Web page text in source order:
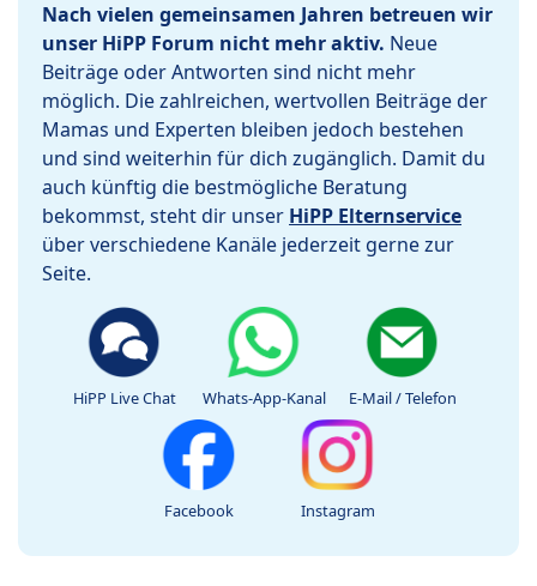
Nach vielen gemeinsamen Jahren betreuen wir
unser HiPP Forum nicht mehr aktiv. Neue
Beiträge oder Antworten sind nicht mehr
möglich. Die zahlreichen, wertvollen Beiträge der
Mamas und Experten bleiben jedoch bestehen
und sind weiterhin für dich zugänglich. Damit du
auch künftig die bestmögliche Beratung
bekommst, steht dir unser HiPP Elternservice
über verschiedene Kanäle jederzeit gerne zur
Seite.
HiPP Live Chat Whats-App-Kanal E-Mail / Telefon
Facebook Instagram